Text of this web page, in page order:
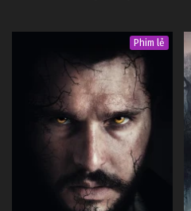
Phim lẻ